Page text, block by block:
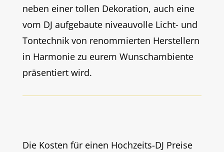
neben einer tollen Dekoration, auch eine
vom DJ aufgebaute niveauvolle Licht- und
Tontechnik von renommierten Herstellern
in Harmonie zu eurem Wunschambiente
präsentiert wird.
Die Kosten für einen Hochzeits-DJ Preise